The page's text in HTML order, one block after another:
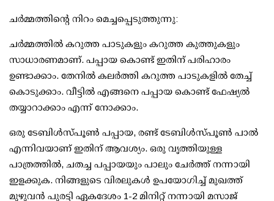
ചര്‍മ്മത്തിന്റെ നിറം മെച്ചപ്പെടുത്തുന്നു:
ചര്‍മ്മത്തില്‍ കറുത്ത പാടുകളും കറുത്ത കുത്തുകളും
സാധാരണമാണ്. പപ്പായ കൊണ്ട് ഇതിന് പരിഹാരം
ഉണ്ടാക്കാം. തേനില്‍ കലര്‍ത്തി കറുത്ത പാടുകളില്‍ തേച്ച്
കൊടുക്കാം. വീട്ടില്‍ എങ്ങനെ പപ്പായ കൊണ്ട് ഫേഷ്യല്‍
തയ്യാറാക്കാം എന്ന് നോക്കാം.
ഒരു ടേബിള്‍സ്പൂണ്‍ പപ്പായ, രണ്ട് ടേബിള്‍സ്പൂണ്‍ പാല്‍
എന്നിവയാണ് ഇതിന് ആവശ്യം. ഒരു വൃത്തിയുള്ള
പാത്രത്തില്‍, ചതച്ച പപ്പായയും പാലും ചേര്‍ത്ത് നന്നായി
ഇളക്കുക. നിങ്ങളുടെ വിരലുകള്‍ ഉപയോഗിച്ച് മുഖത്ത്
മുഴുവന്‍ പുരട്ടി ഏകദേശം 1-2 മിനിറ്റ് നന്നായി മസാജ്